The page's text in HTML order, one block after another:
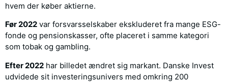
hvem der køber aktierne.
Før 2022 var forsvarsselskaber ekskluderet fra mange ESG-
fonde og pensionskasser, ofte placeret i samme kategori
som tobak og gambling.
Efter 2022 har billedet ændret sig markant. Danske Invest
udvidede sit investeringsunivers med omkring 200